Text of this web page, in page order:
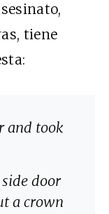
tiene
and took
door
a crown